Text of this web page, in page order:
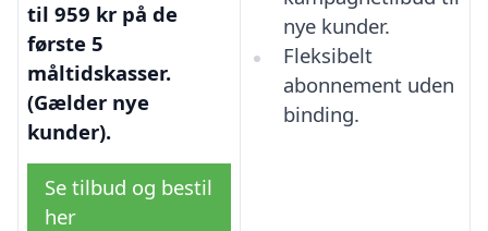
til 959 kr på de
første 5
måltidskasser.
(Gælder nye
kunder).
Se tilbud og bestil
her
nye kunder.
Fleksibelt
abonnement uden
binding.